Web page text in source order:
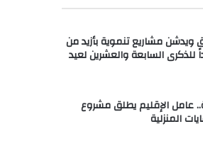
مشاريع تنموية بأزيد من
للذكرى السابعة والعشرين لعيد
عامل الإقليم يطلق مشروع
المنزلية